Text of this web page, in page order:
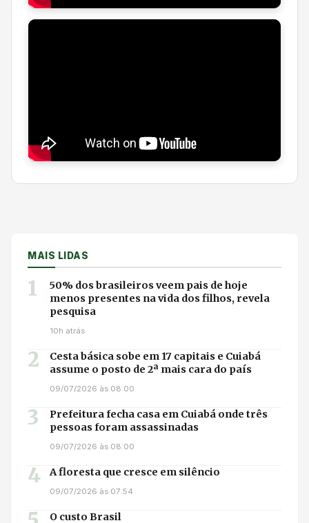
MAIS LIDAS
1
50% dos brasileiros veem pais de hoje
menos presentes na vida dos filhos, revela
pesquisa
10h atrás
2
Cesta básica sobe em 17 capitais e Cuiabá
assume o posto de 2ª mais cara do país
09/07/2026 às 08:00
3
Prefeitura fecha casa em Cuiabá onde três
pessoas foram assassinadas
09/07/2026 às 08:00
4 A floresta que cresce em silêncio
09/07/2026 às 07:54
O custo Brasil